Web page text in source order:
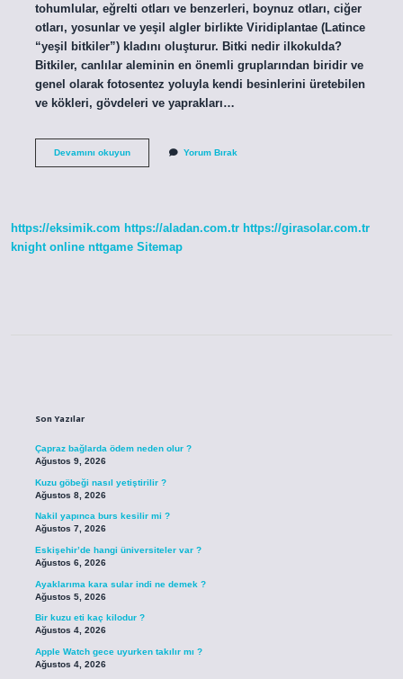
tohumlular, eğrelti otları ve benzerleri, boynuz otları, ciğer
otları, yosunlar ve yeşil algler birlikte Viridiplantae (Latince
“yeşil bitkiler”) kladını oluşturur. Bitki nedir ilkokulda?
Bitkiler, canlılar aleminin en önemli gruplarından biridir ve
genel olarak fotosentez yoluyla kendi besinlerini üretebilen
ve kökleri, gövdeleri ve yaprakları…
Devamını okuyunBitkilere
Yorum Bırak
https://eksimik.com https://aladan.com.tr https://girasolar.com.tr
knight online nttgame Sitemap
Son Yazılar
Çapraz bağlarda ödem neden olur ?
Ağustos 9, 2026
Kuzu göbeği nasıl yetiştirilir ?
Ağustos 8, 2026
Nakil yapınca burs kesilir mi ?
Ağustos 7, 2026
Eskişehir’de hangi üniversiteler var ?
Ağustos 6, 2026
Ayaklarıma kara sular indi ne demek ?
Ağustos 5, 2026
Bir kuzu eti kaç kilodur ?
Ağustos 4, 2026
Apple Watch gece uyurken takılır mı ?
Ağustos 4, 2026